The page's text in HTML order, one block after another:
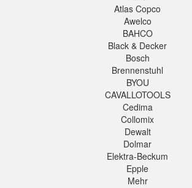
Atlas Copco
Awelco
BAHCO
Black & Decker
Bosch
Brennenstuhl
BYOU
CAVALLOTOOLS
Cedima
Collomix
Dewalt
Dolmar
Elektra-Beckum
Epple
Mehr